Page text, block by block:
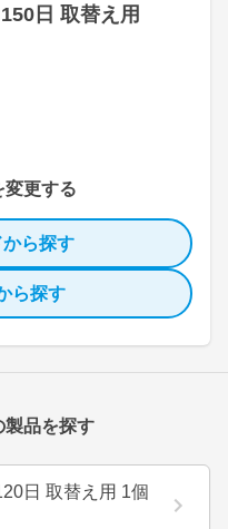
日 取替え用
変更する
ら探す
ら探す
製品を探す
日 取替え用 1個